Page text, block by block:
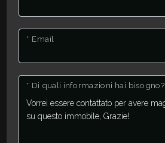
* Email
* Di quali informazioni hai bisogno?